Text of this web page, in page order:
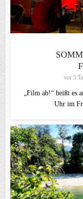
vor 5
„Film ab!“ heißt es
Uhr im